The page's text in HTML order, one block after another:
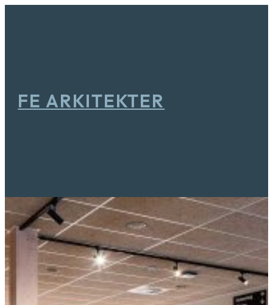
FE ARKITEKTER